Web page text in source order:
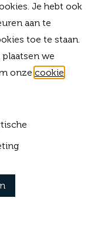
Je hebt ook
aan te
toe te staan.
we
onze cookie